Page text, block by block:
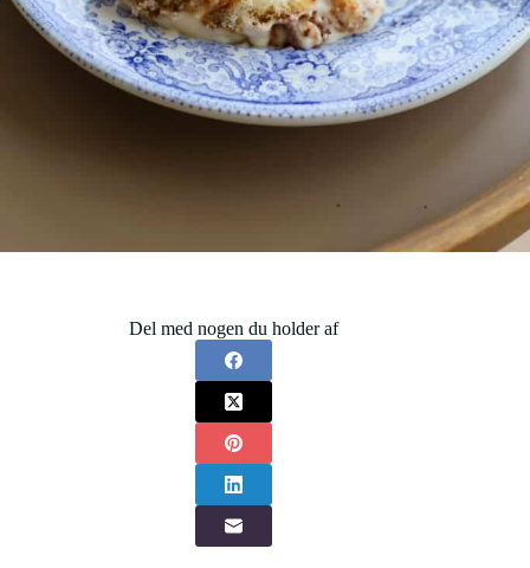
Del med nogen du holder af